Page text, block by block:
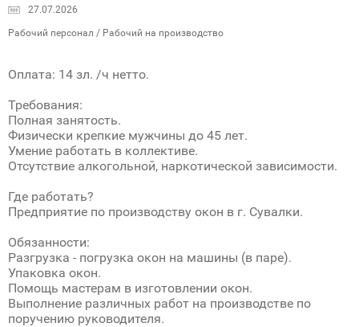
27.07.2026
Рабочий персонал / Рабочий на производство
Оплата: 14 зл. /ч нетто.
Требования:
Полная занятость.
Физически крепкие мужчины до 45 лет.
Умение работать в коллективе.
Отсутствие алкогольной, наркотической зависимости.
Где работать?
Предприятие по производству окон в г. Сувалки.
Обязанности:
Разгрузка - погрузка окон на машины (в паре).
Упаковка окон.
Помощь мастерам в изготовлении окон.
Выполнение различных работ на производстве по
поручению руководителя.